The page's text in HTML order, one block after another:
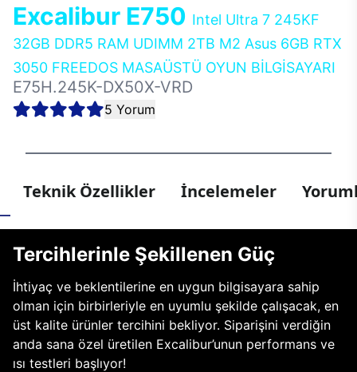
Excalibur E750 Intel Ultra 7 245KF
32GB DDR5 RAM UDIMM 2TB M2 Asus 6GB RTX
3050 FREEDOS MASAÜSTÜ OYUN BİLGİSAYARI
E75H.245K-DX50X-VRD
5 Yorum
Teknik Özellikler İncelemeler
Tercihlerinle Şekillenen Güç
İhtiyaç ve beklentilerine en uygun bilgisayara sahip
olman için birbirleriyle en uyumlu şekilde çalışacak, en
üst kalite ürünler tercihini bekliyor. Siparişini verdiğin
anda sana özel üretilen Excalibur’unun performans ve
ısı testleri başlıyor!